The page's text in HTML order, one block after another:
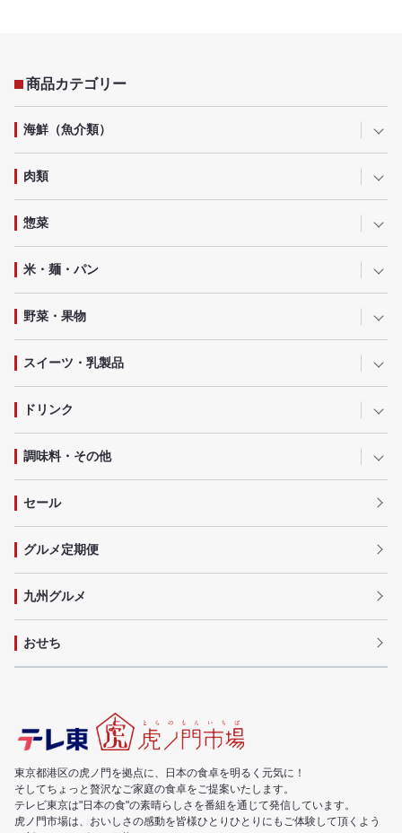
商品カテゴリー
海鮮（魚介類）
肉類
惣菜
米・麺・パン
野菜・果物
スイーツ・乳製品
ドリンク
調味料・その他
セール
グルメ定期便
九州グルメ
おせち
東京都港区の虎ノ門を拠点に、日本の食卓を明るく元気に！
そしてちょっと贅沢なご家庭の食卓をご提案いたします。
テレビ東京は"日本の食"の素晴らしさを番組を通じて発信しています。
虎ノ門市場は、おいしさの感動を皆様ひとりひとりにもご体験して頂くよう